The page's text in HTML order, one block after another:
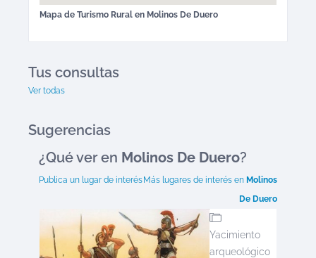
Mapa de Turismo Rural en Molinos De Duero
Tus consultas
Ver todas
Sugerencias
¿Qué ver en Molinos De Duero?
Publica un lugar de interésMás lugares de interés en Molinos
De Duero
Yacimiento
arqueológico